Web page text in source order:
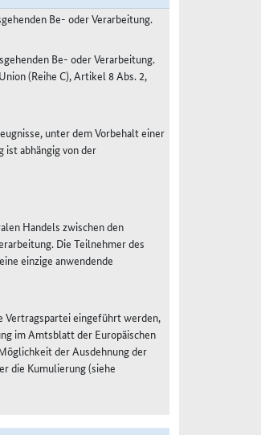
Be- oder Verarbeitung.
Be- oder Verarbeitung.
(Reihe C), Artikel 8 Abs. 2,
unter dem Vorbehalt einer
ist abhängig von der
Handels zwischen den
Die Teilnehmer des
einzige anwendende
Vertragspartei eingeführt werden,
im Amtsblatt der Europäischen
der Ausdehnung der
die Kumulierung (siehe